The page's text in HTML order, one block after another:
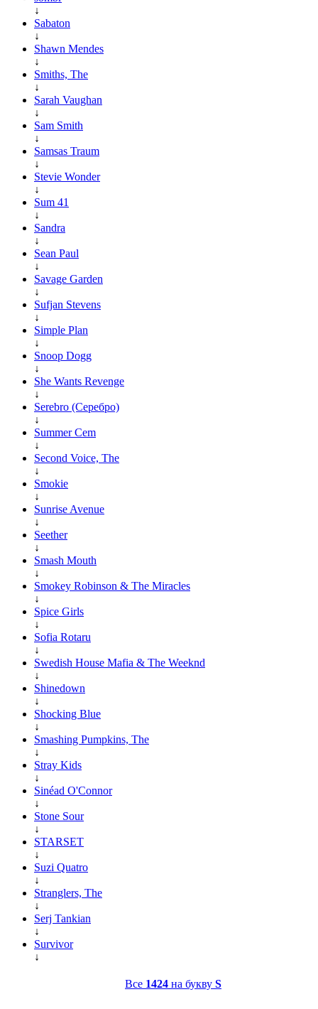
↓
Sabaton
↓
Shawn Mendes
↓
Smiths, The
↓
Sarah Vaughan
↓
Sam Smith
↓
Samsas Traum
↓
Stevie Wonder
↓
Sum 41
↓
Sandra
↓
Sean Paul
↓
Savage Garden
↓
Sufjan Stevens
↓
Simple Plan
↓
Snoop Dogg
↓
She Wants Revenge
↓
Serebro (Серебро)
↓
Summer Cem
↓
Second Voice, The
↓
Smokie
↓
Sunrise Avenue
↓
Seether
↓
Smash Mouth
↓
Smokey Robinson & The Miracles
↓
Spice Girls
↓
Sofia Rotaru
↓
Swedish House Mafia & The Weeknd
↓
Shinedown
↓
Shocking Blue
↓
Smashing Pumpkins, The
↓
Stray Kids
↓
Sinéad O'Connor
↓
Stone Sour
↓
STARSET
↓
Suzi Quatro
↓
Stranglers, The
↓
Serj Tankian
↓
Survivor
↓
Все 1424 на букву S